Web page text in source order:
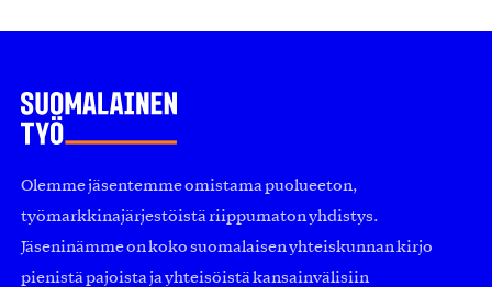
Olemme jäsentemme omistama puolueeton,
työmarkkinajärjestöistä riippumaton yhdistys.
Jäseninämme on koko suomalaisen yhteiskunnan kirjo
pienistä pajoista ja yhteisöistä kansainvälisiin